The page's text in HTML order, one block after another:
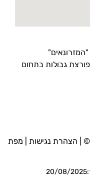
פורצת גבולות בתחום
הצהרת נגישות
מפת